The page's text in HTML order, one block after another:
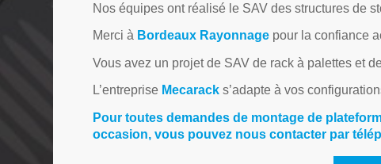
Nos équipes ont réalisé le SAV des structures de
Merci à Bordeaux Rayonnage pour la confiance
Vous avez un projet de SAV de rack à palettes et
L’entreprise Mecarack s’adapte à vos
Pour toutes demandes de montage de
occasion, vous pouvez nous contacter par